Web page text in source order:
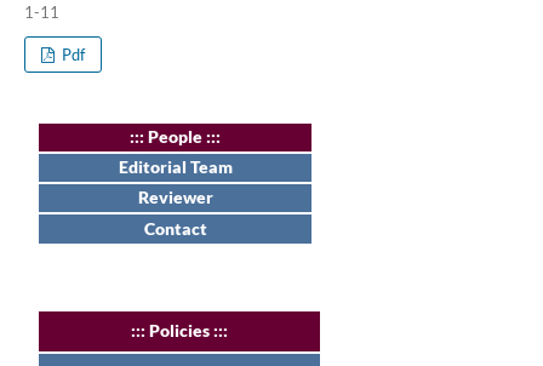
1-11
Pdf
::: People :::
Editorial Team
Reviewer
Contact
::: Policies :::